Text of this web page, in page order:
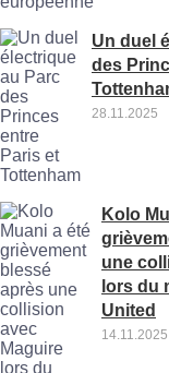
Un duel
des
28.11.2025
Kolo
une
lors du
United
14.11.2025